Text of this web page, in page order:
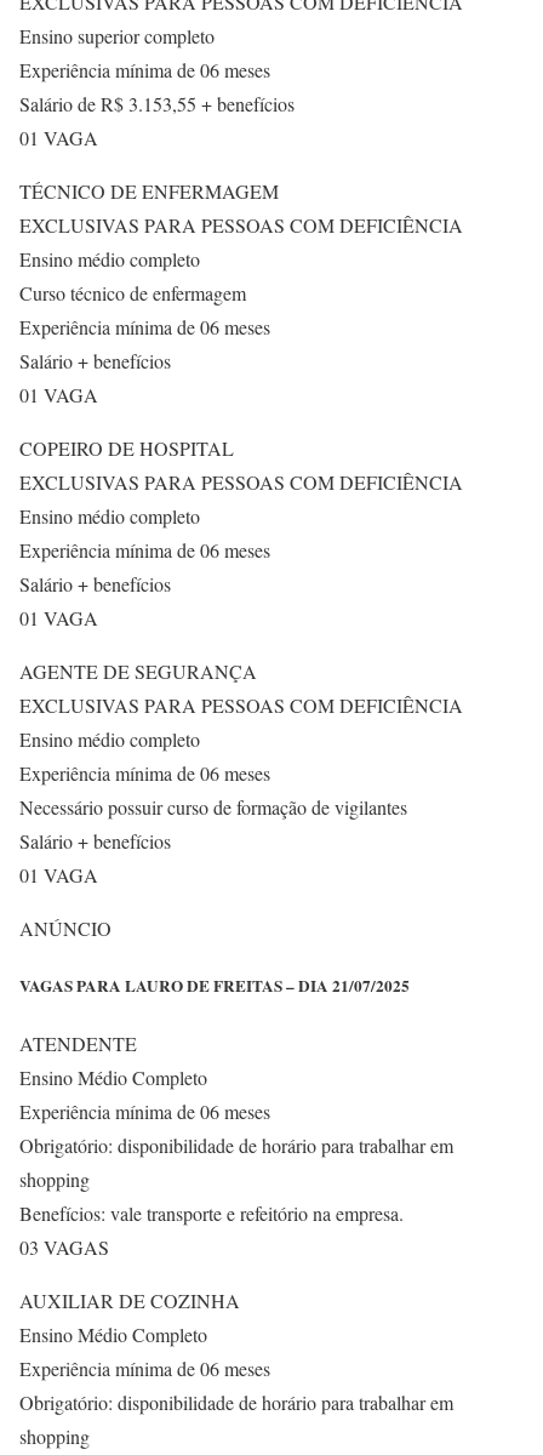
Ensino superior completo
Experiência mínima de 06 meses
Salário de R$ 3.153,55 + benefícios
01 VAGA
TÉCNICO DE ENFERMAGEM
EXCLUSIVAS PARA PESSOAS COM DEFICIÊNCIA
Ensino médio completo
Curso técnico de enfermagem
Experiência mínima de 06 meses
Salário + benefícios
01 VAGA
COPEIRO DE HOSPITAL
EXCLUSIVAS PARA PESSOAS COM DEFICIÊNCIA
Ensino médio completo
Experiência mínima de 06 meses
Salário + benefícios
01 VAGA
AGENTE DE SEGURANÇA
EXCLUSIVAS PARA PESSOAS COM DEFICIÊNCIA
Ensino médio completo
Experiência mínima de 06 meses
Necessário possuir curso de formação de vigilantes
Salário + benefícios
01 VAGA
ANÚNCIO
VAGAS PARA LAURO DE FREITAS – DIA 21/07/2025
ATENDENTE
Ensino Médio Completo
Experiência mínima de 06 meses
Obrigatório: disponibilidade de horário para trabalhar em
shopping
Benefícios: vale transporte e refeitório na empresa.
03 VAGAS
AUXILIAR DE COZINHA
Ensino Médio Completo
Experiência mínima de 06 meses
Obrigatório: disponibilidade de horário para trabalhar em
shopping